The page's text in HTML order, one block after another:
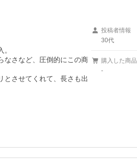
なさなど、圧倒的にこの商
とさせてくれて、長さも出
投稿者情報
30代
購入した商品
-